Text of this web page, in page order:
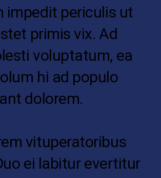
impedit periculis ut
primis vix. Ad
voluptatum, ea
hi ad populo
dolorem.
vituperatoribus
ei labitur evertitur